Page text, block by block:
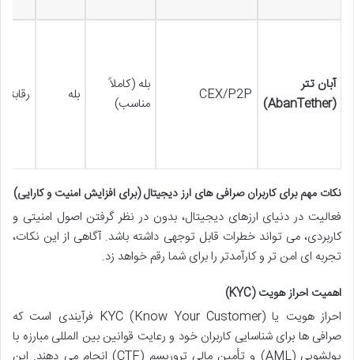
آبان تتر
(AbanTether)
CEX/P2P
بله (کاملاً
مناسب)
بله
نکات مهم برای کاربران صرافی های ارز دیجیتال (برای افزایش امنیت و کارایی)
فعالیت در دنیای ارزهای دیجیتال، بدون در نظر گرفتن اصول امنیتی و
کاربردی، می تواند خطرات قابل توجهی داشته باشد. آگاهی از این نکات،
تجربه ای امن تر و کارآمدتر را برای شما رقم خواهد زد.
اهمیت احراز هویت (KYC)
احراز هویت یا KYC (Know Your Customer) فرآیندی است که
صرافی ها برای شناسایی کاربران خود و رعایت قوانین بین المللی مبارزه با